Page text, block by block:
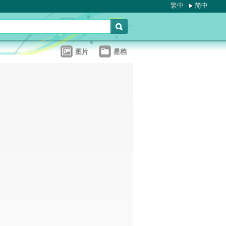
繁中 简中
图片 星档